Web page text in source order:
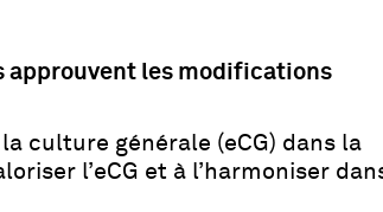
approuvent les modifications
culture générale (eCG) dans la
l’eCG et à l’harmoniser